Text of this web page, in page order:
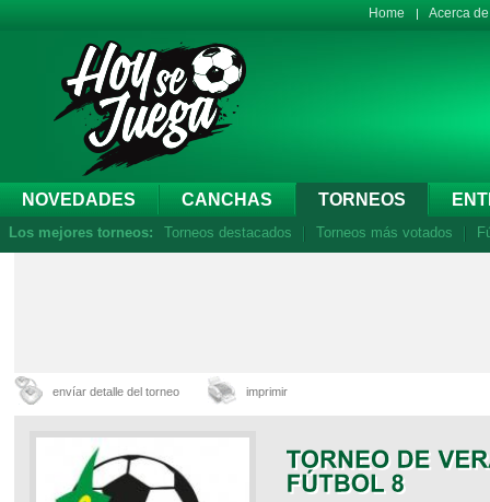
Home Acerca
NOVEDADES CANCHAS TORNEOS
Los mejores torneos: Torneos destacados Torneos más votados
envíar detalle del torneo imprimir